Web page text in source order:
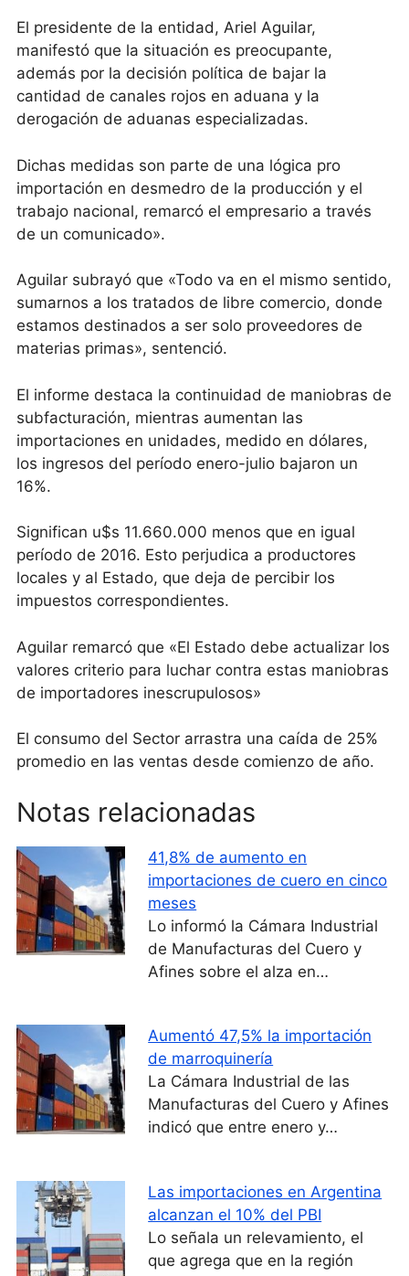
El presidente de la entidad, Ariel Aguilar,
manifestó que la situación es preocupante,
además por la decisión política de bajar la
cantidad de canales rojos en aduana y la
derogación de aduanas especializadas.
Dichas medidas son parte de una lógica pro
importación en desmedro de la producción y el
trabajo nacional, remarcó el empresario a través
de un comunicado».
Aguilar subrayó que «Todo va en el mismo sentido,
sumarnos a los tratados de libre comercio, donde
estamos destinados a ser solo proveedores de
materias primas», sentenció.
El informe destaca la continuidad de maniobras de
subfacturación, mientras aumentan las
importaciones en unidades, medido en dólares,
los ingresos del período enero-julio bajaron un
16%.
Significan u$s 11.660.000 menos que en igual
período de 2016. Esto perjudica a productores
locales y al Estado, que deja de percibir los
impuestos correspondientes.
Aguilar remarcó que «El Estado debe actualizar los
valores criterio para luchar contra estas maniobras
de importadores inescrupulosos»
El consumo del Sector arrastra una caída de 25%
promedio en las ventas desde comienzo de año.
Notas relacionadas
41,8% de aumento en
importaciones de cuero en cinco
meses
Lo informó la Cámara Industrial
de Manufacturas del Cuero y
Afines sobre el alza en…
Aumentó 47,5% la importación
de marroquinería
La Cámara Industrial de las
Manufacturas del Cuero y Afines
indicó que entre enero y…
Las importaciones en Argentina
alcanzan el 10% del PBI
Lo señala un relevamiento, el
que agrega que en la región